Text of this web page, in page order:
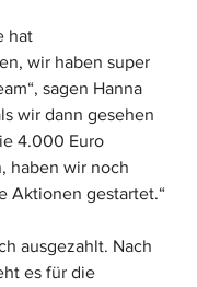
hat
wir haben super
sagen Hanna
wir dann gesehen
4.000 Euro
haben wir noch
Aktionen gestartet.“
ausgezahlt. Nach
es für die